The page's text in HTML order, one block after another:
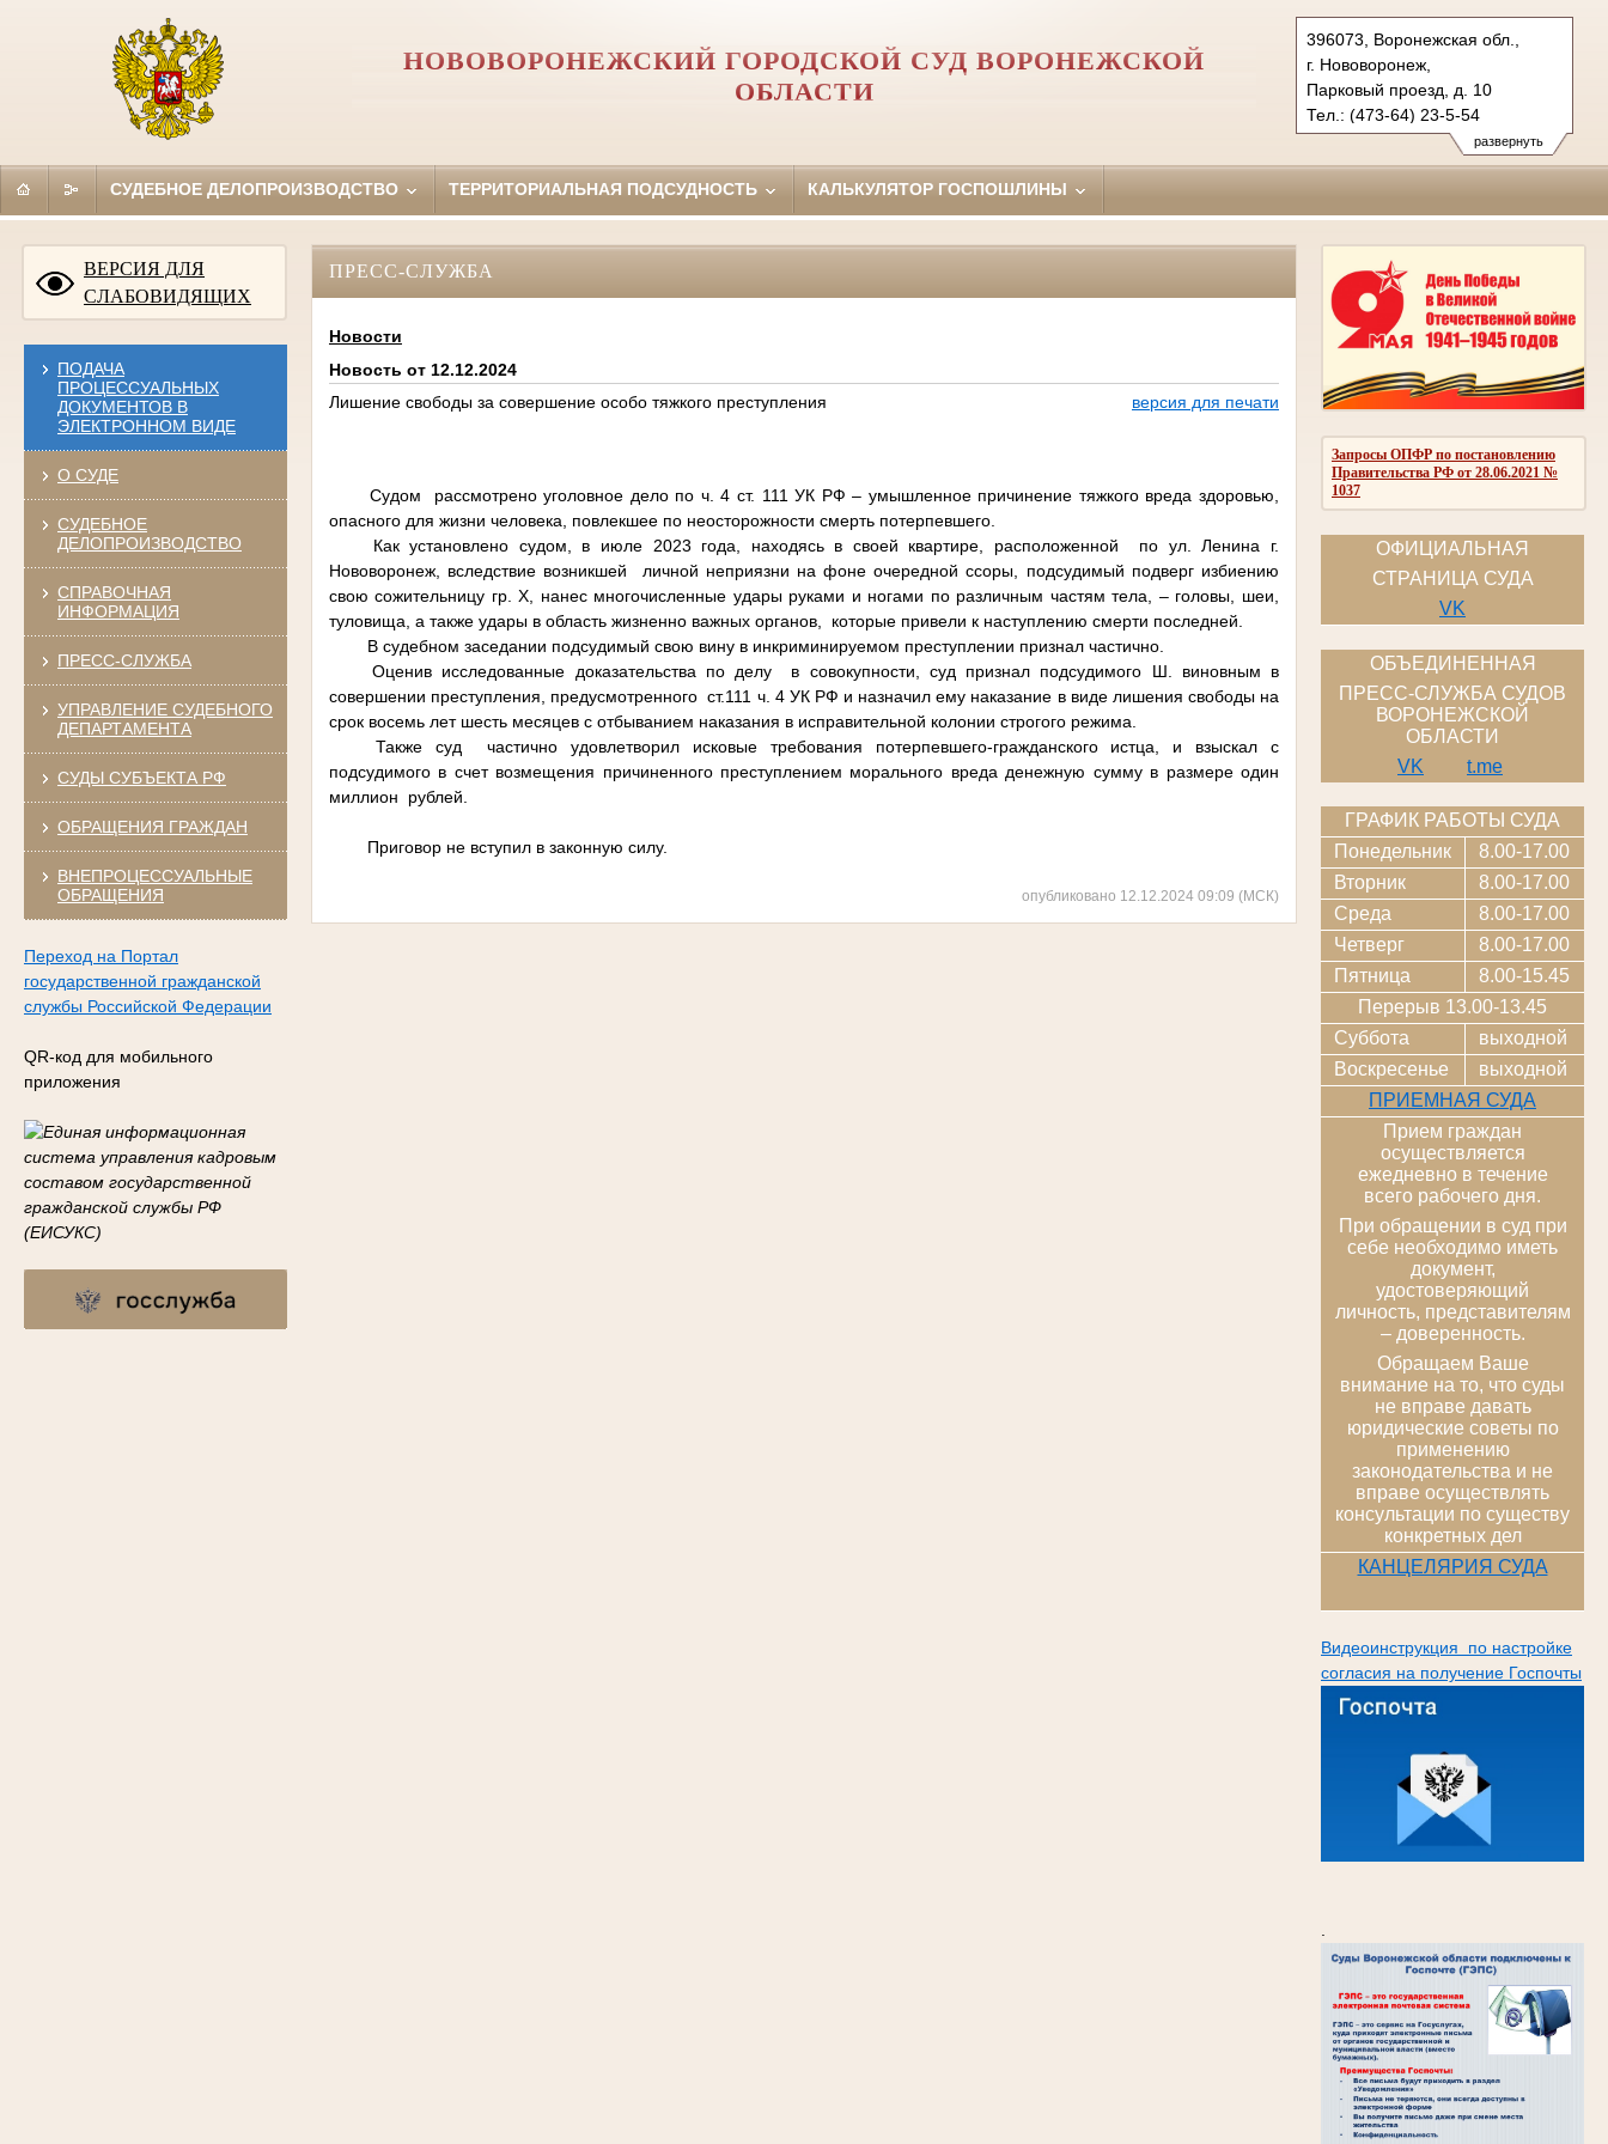
развернуть
396073, Воронежская обл.,
г. Нововоронеж,
Парковый проезд, д. 10
Тел.: (473-64) 23-5-54
novovoronezhsky.vrn@sudrf.ru
НОВОВОРОНЕЖСКИЙ ГОРОДСКОЙ СУД ВОРОНЕЖСКОЙ
ОБЛАСТИ
СУДЕБНОЕ ДЕЛОПРОИЗВОДСТВО ТЕРРИТОРИАЛЬНАЯ ПОДСУДНОСТЬ КАЛЬКУЛЯТОР ГОСПОШЛИНЫ
ВЕРСИЯ ДЛЯ
СЛАБОВИДЯЩИХ
ПОДАЧА
ПРОЦЕССУАЛЬНЫХ
ДОКУМЕНТОВ В
ЭЛЕКТРОННОМ ВИДЕ
О СУДЕ
СУДЕБНОЕ
ДЕЛОПРОИЗВОДСТВО
СПРАВОЧНАЯ
ИНФОРМАЦИЯ
ПРЕСС-СЛУЖБА
УПРАВЛЕНИЕ СУДЕБНОГО
ДЕПАРТАМЕНТА
СУДЫ СУБЪЕКТА РФ
ОБРАЩЕНИЯ ГРАЖДАН
ВНЕПРОЦЕССУАЛЬНЫЕ
ОБРАЩЕНИЯ
Переход на Портал
государственной гражданской
службы Российской Федерации
QR-код для мобильного
приложения
Запросы ОПФР по постановлению
Правительства РФ от 28.06.2021 №
1037
ОФИЦИАЛЬНАЯ
СТРАНИЦА СУДА
VK
ОБЪЕДИНЕННАЯ
ПРЕСС-СЛУЖБА СУДОВ
ВОРОНЕЖСКОЙ
ОБЛАСТИ
VK
t.me
ГРАФИК РАБОТЫ СУДА
Понедельник
8.00-17.00
Вторник
8.00-17.00
Среда
8.00-17.00
Четверг
8.00-17.00
Пятница
8.00-15.45
Перерыв 13.00-13.45
Суббота
выходной
Воскресенье
выходной
ПРИЕМНАЯ СУДА
Прием граждан
осуществляется
ежедневно в течение
всего рабочего дня.
При обращении в суд при
себе необходимо иметь
документ,
удостоверяющий
личность, представителям
– доверенность.
Обращаем Ваше
внимание на то, что суды
не вправе давать
юридические советы по
применению
законодательства и не
вправе осуществлять
консультации по существу
конкретных дел
КАНЦЕЛЯРИЯ СУДА
Видеоинструкция по настройке
согласия на получение Госпочты
ПРЕСС-СЛУЖБА
Новости
Новость от 12.12.2024
Лишение свободы за совершение особо тяжкого преступления
версия для печати
Судом рассмотрено уголовное дело по ч. 4 ст. 111 УК РФ – умышленное причинение тяжкого вреда здоровью,
опасного для жизни человека, повлекшее по неосторожности смерть потерпевшего.
Как установлено судом, в июле 2023 года, находясь в своей квартире, расположенной по ул. Ленина г.
Нововоронеж, вследствие возникшей личной неприязни на фоне очередной ссоры, подсудимый подверг избиению
свою сожительницу гр. Х, нанес многочисленные удары руками и ногами по различным частям тела, – головы, шеи,
туловища, а также удары в область жизненно важных органов, которые привели к наступлению смерти последней.
В судебном заседании подсудимый свою вину в инкриминируемом преступлении признал частично.
Оценив исследованные доказательства по делу в совокупности, суд признал подсудимого Ш. виновным в
совершении преступления, предусмотренного ст.111 ч. 4 УК РФ и назначил ему наказание в виде лишения свободы на
срок восемь лет шесть месяцев с отбыванием наказания в исправительной колонии строгого режима.
Также суд частично удовлетворил исковые требования потерпевшего-гражданского истца, и взыскал с
подсудимого в счет возмещения причиненного преступлением морального вреда денежную сумму в размере один
миллион рублей.
Приговор не вступил в законную силу.
опубликовано 12.12.2024 09:09 (МСК)